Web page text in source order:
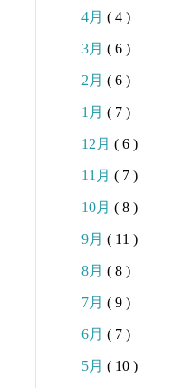
4月 ( 4 )
3月 ( 6 )
2月 ( 6 )
1月 ( 7 )
12月 ( 6 )
11月 ( 7 )
10月 ( 8 )
9月 ( 11 )
8月 ( 8 )
7月 ( 9 )
6月 ( 7 )
5月 ( 10 )